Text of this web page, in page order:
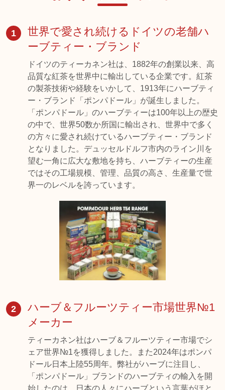
1
世界で愛され続けるドイツの老舗ハ
ーブティー・ブランド
ドイツのティーカネン社は、1882年の創業以来、高
品質な紅茶を世界中に輸出している企業です。紅茶
の製茶技術や経験をいかして、1913年にハーブティ
ー・ブランド「ポンパドール」が誕生しました。
「ポンパドール」のハーブティーは100年以上の歴史
の中で、世界50数か所国に輸出され、世界中で多く
の方々に愛され続けているハーブティー・ブランド
となりました。デュッセルドルフ市内のライン川を
望む一角に広大な敷地を持ち、ハーブティーの生産
ではその工場規模、管理、品質の高さ、生産量で世
界一のレベルを誇っています。
2
ハーブ＆フルーツティー市場世界№1
メーカー
ティーカネン社はハーブ＆フルーツティー市場でシ
ェア世界№1を獲得しました。また2024年はポンパ
ドール日本上陸55周年。弊社がハーブに注目し、
「ポンパドール」ブランドのハーブティの輸入を開
始したのは、日本の人々にハーブという言葉がほと